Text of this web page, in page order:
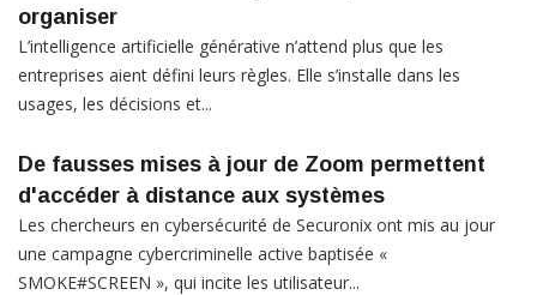
organiser
L’intelligence artificielle générative n’attend plus que les
entreprises aient défini leurs règles. Elle s’installe dans les
usages, les décisions et...
De fausses mises à jour de Zoom permettent
d'accéder à distance aux systèmes
Les chercheurs en cybersécurité de Securonix ont mis au jour
une campagne cybercriminelle active baptisée «
SMOKE#SCREEN », qui incite les utilisateur...